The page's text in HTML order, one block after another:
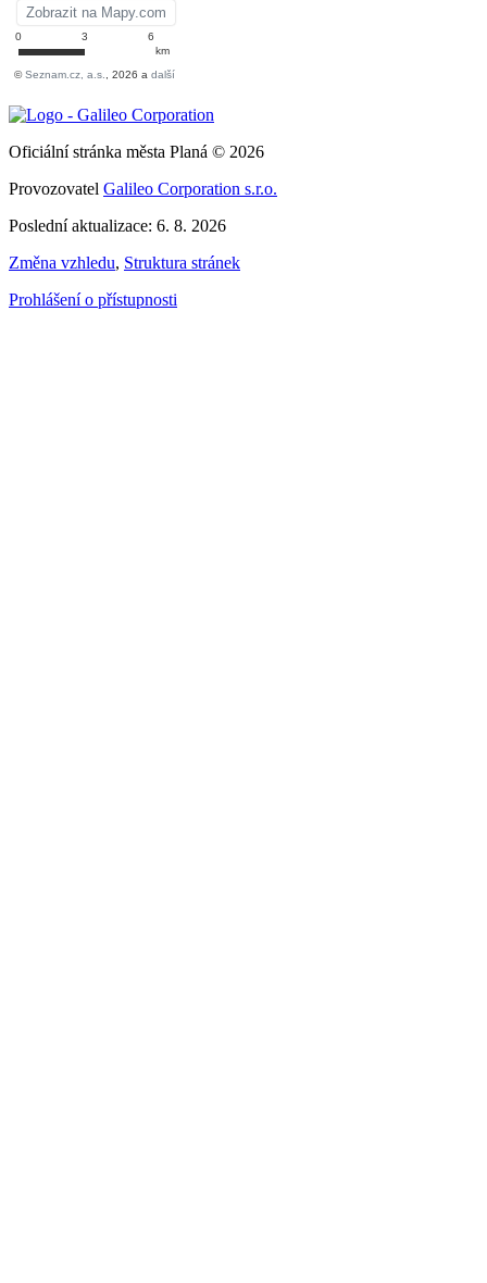
Oficiální stránka města Planá © 2026
Provozovatel Galileo Corporation s.r.o.
Poslední aktualizace: 6. 8. 2026
Změna vzhledu, Struktura stránek
Prohlášení o přístupnosti